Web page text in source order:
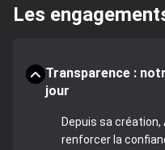
Les
Transparence :
jour
Depuis sa
renforcer la